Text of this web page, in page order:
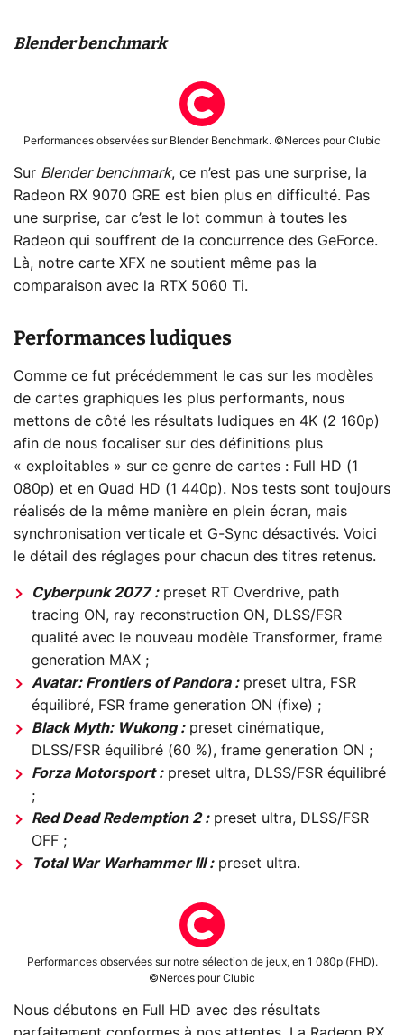
Blender benchmark
Performances observées sur Blender Benchmark. ©Nerces pour Clubic
Sur Blender benchmark, ce n’est pas une surprise, la
Radeon RX 9070 GRE est bien plus en difficulté. Pas
une surprise, car c’est le lot commun à toutes les
Radeon qui souffrent de la concurrence des GeForce.
Là, notre carte XFX ne soutient même pas la
comparaison avec la RTX 5060 Ti.
Performances ludiques
Comme ce fut précédemment le cas sur les modèles
de cartes graphiques les plus performants, nous
mettons de côté les résultats ludiques en 4K (2 160p)
afin de nous focaliser sur des définitions plus
« exploitables » sur ce genre de cartes : Full HD (1
080p) et en Quad HD (1 440p). Nos tests sont toujours
réalisés de la même manière en plein écran, mais
synchronisation verticale et G-Sync désactivés. Voici
le détail des réglages pour chacun des titres retenus.
Cyberpunk 2077 :preset RT Overdrive, path
tracing ON, ray reconstruction ON, DLSS/FSR
qualité avec le nouveau modèle Transformer, frame
generation MAX ;
Avatar: Frontiers of Pandora :preset ultra, FSR
équilibré, FSR frame generation ON (fixe) ;
Black Myth: Wukong :preset cinématique,
DLSS/FSR équilibré (60 %), frame generation ON ;
Forza Motorsport :preset ultra, DLSS/FSR équilibré
;
Red Dead Redemption 2 :preset ultra, DLSS/FSR
OFF ;
Total War Warhammer III :preset ultra.
Performances observées sur notre sélection de jeux, en 1 080p (FHD).
©Nerces pour Clubic
Nous débutons en Full HD avec des résultats